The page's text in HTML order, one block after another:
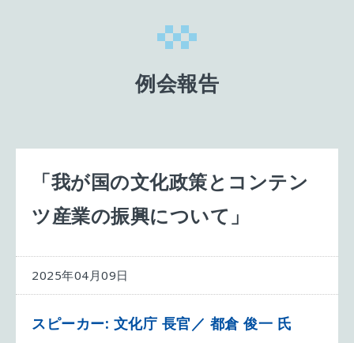
例会報告
「我が国の文化政策とコンテン
ツ産業の振興について」
2025年04月09日
スピーカー: 文化庁 長官／ 都倉 俊一 氏